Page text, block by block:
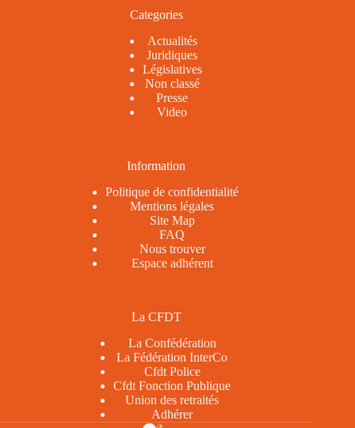
Categories
Actualités
Juridiques
Législatives
Non classé
Presse
Video
Information
Politique de confidentialité
Mentions légales
Site Map
FAQ
Nous trouver
Espace adhérent
La CFDT
La Confédération
La Fédération InterCo
Cfdt Police
Cfdt Fonction Publique
Union des retraités
Adhérer